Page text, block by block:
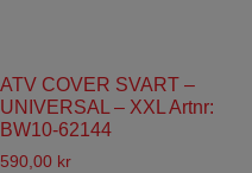
ATV COVER SVART –
UNIVERSAL – XXL Artnr:
BW10-62144
590,00 kr